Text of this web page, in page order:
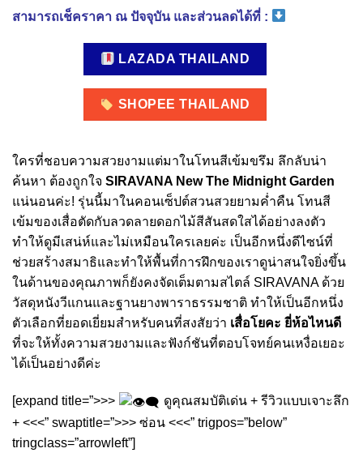
สามารถเช็คราคา ณ ปัจจุบัน และส่วนลดได้ที่ :
LAZADA THAILAND
SHOPEE THAILAND
ใครที่ชอบความสวยงามแต่มาในโทนสีเข้มขรึม ลึกลับน่า
ค้นหา ต้องถูกใจ SIRAVANA New The Midnight Garden
แน่นอนค่ะ! รุ่นนี้มาในคอนเซ็ปต์สวนสวยยามค่ำคืน โทนสี
เข้มของเสื่อตัดกับลวดลายดอกไม้สีสันสดใสได้อย่างลงตัว
ทำให้ดูมีเสน่ห์และไม่เหมือนใครเลยค่ะ เป็นอีกหนึ่งดีไซน์ที่
ช่วยสร้างสมาธิและทำให้พื้นที่การฝึกของเราดูน่าสนใจยิ่งขึ้น
ในด้านของคุณภาพก็ยังคงจัดเต็มตามสไตล์ SIRAVANA ด้วย
วัสดุหนังวีแกนและฐานยางพาราธรรมชาติ ทำให้เป็นอีกหนึ่ง
ตัวเลือกที่ยอดเยี่ยมสำหรับคนที่สงสัยว่า เสื่อโยคะ ยี่ห้อไหนดี
ที่จะให้ทั้งความสวยงามและฟังก์ชันที่ตอบโจทย์คนเหงื่อเยอะ
ได้เป็นอย่างดีค่ะ
[expand title=”>>>
ดูคุณสมบัติเด่น + รีวิวแบบเจาะลึก
+ <<<” swaptitle=”>>> ซ่อน <<<” trigpos=”below”
tringclass=”arrowleft”]